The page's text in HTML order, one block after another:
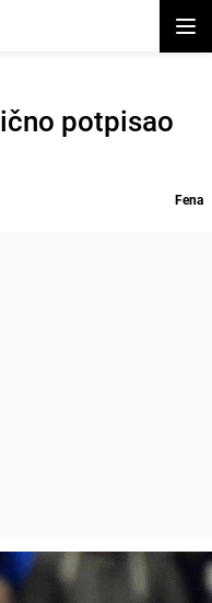
potpisao
Fena